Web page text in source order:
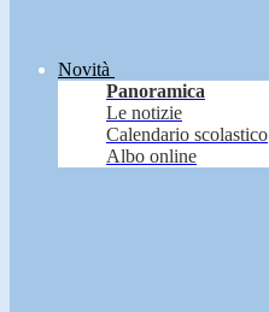
Novità
Panoramica
Le notizie
Calendario scolastico
Albo online